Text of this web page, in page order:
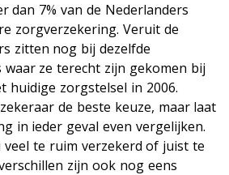
dan 7% van de Nederlanders
zorgverzekering. Veruit de
zitten nog bij dezelfde
ze terecht zijn gekomen bij
huidige zorgstelsel in 2006.
de beste keuze, maar laat
in ieder geval even vergelijken.
veel te ruim verzekerd of juist te
zijn ook nog eens